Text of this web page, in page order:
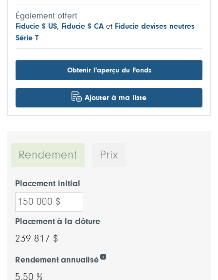
Également offert
Fiducie $ US, Fiducie $ CA et Fiducie devises neutres
Série T
Obtenir l'aperçu du Fonds
Ajouter à ma liste
Rendement Prix
Placement initial
Placement à la clôture
239 817 $
Rendement annualisé
5,50 %